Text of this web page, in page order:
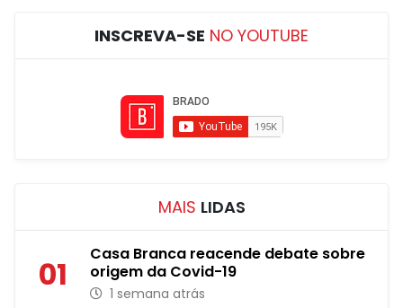
INSCREVA-SE NO YOUTUBE
MAIS LIDAS
01
Casa Branca reacende debate sobre
origem da Covid-19
1 semana atrás